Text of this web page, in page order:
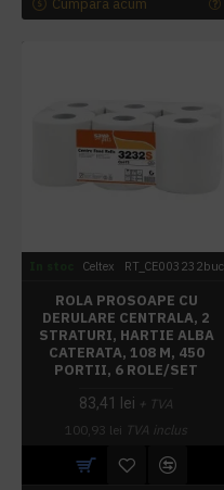
Celtex RT_CE003232buc
ROLA PROSOAPE CU
DERULARE CENTRALA, 2
STRATURI, HARTIE ALBA
CATERATA, 108 M, 450
PORTII, 6 ROLE/SET
83,41 lei + TVA
100,93 lei TVA inclus